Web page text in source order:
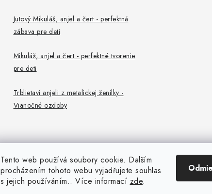
Tento web používá soubory cookie. Dalším
procházením tohoto webu vyjadřujete souhlas
s jejich používáním.. Více informací zde.
Jutový Mikuláš, anjel a čert - perfektná
zábava pre deti
Mikuláš, anjel a čert - perfektné tvorenie
pre deti
Trblietaví anjeli z metalickej ženilky -
Vianočné ozdoby
Copyright 2026CENTROFLOR, s.r.o.